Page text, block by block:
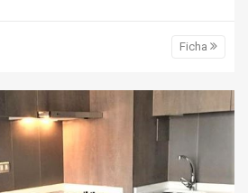
Ficha